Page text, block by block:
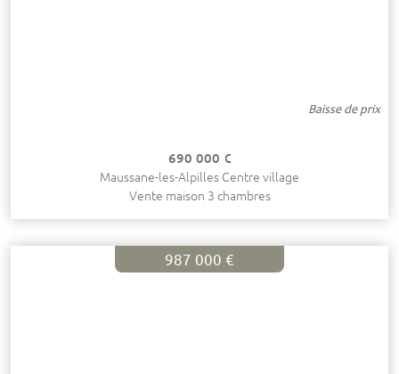
Baisse de prix
690 000 €
Maussane-les-Alpilles Centre village
Vente maison 3 chambres
987 000 €